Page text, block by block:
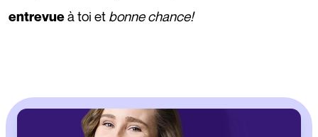
entrevueà toi et bonne chance!